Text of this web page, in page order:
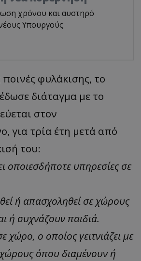
χρόνου και αυστηρό
Υπουργούς
φυλάκισης, το
διάταγμα με το
στον
για τρία έτη μετά από
του:
οποιεσδήποτε υπηρεσίες σε
ή απασχοληθεί σε χώρους
ή συχνάζουν παιδιά.
χώρο, ο οποίος γειτνιάζει με
όπου διαμένουν ή